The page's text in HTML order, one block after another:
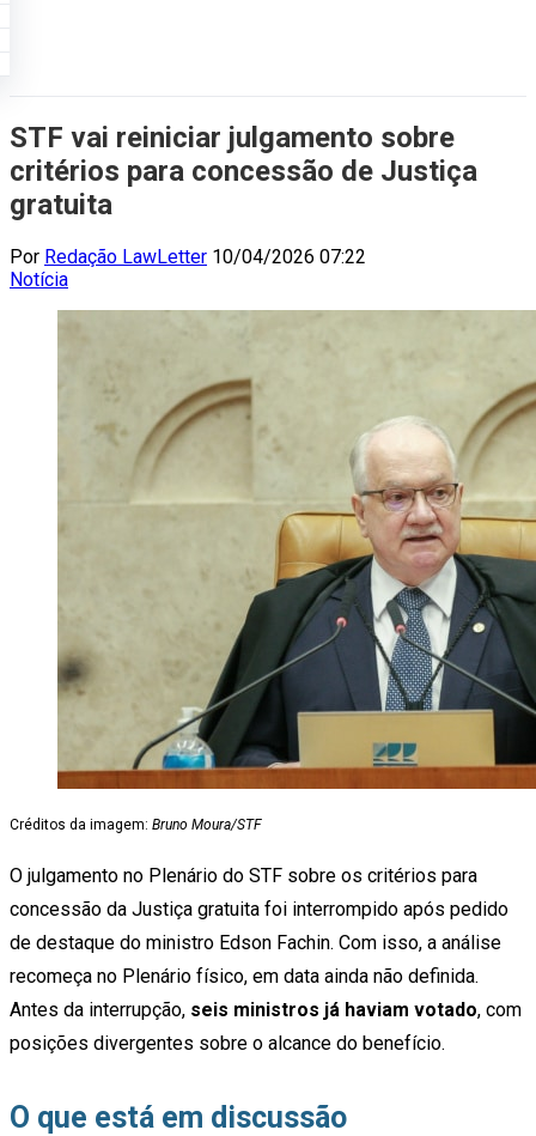
STF vai reiniciar julgamento sobre
critérios para concessão de Justiça
gratuita
Por Redação LawLetter 10/04/2026 07:22
Notícia
Créditos da imagem: Bruno Moura/STF
O julgamento no Plenário do STF sobre os critérios para
concessão da Justiça gratuita foi interrompido após pedido
de destaque do ministro Edson Fachin. Com isso, a análise
recomeça no Plenário físico, em data ainda não definida.
Antes da interrupção, seis ministros já haviam votado, com
posições divergentes sobre o alcance do benefício.
O que está em discussão